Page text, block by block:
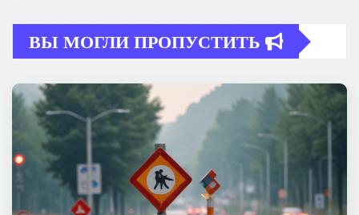
ВЫ МОГЛИ ПРОПУСТИТЬ